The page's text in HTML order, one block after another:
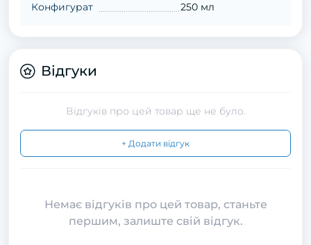
Конфигурат 250 мл
Відгуки
Відгуків про цей товар ще не було.
+ Додати відгук
Немає відгуків про цей товар, станьте
першим, залиште свій відгук.